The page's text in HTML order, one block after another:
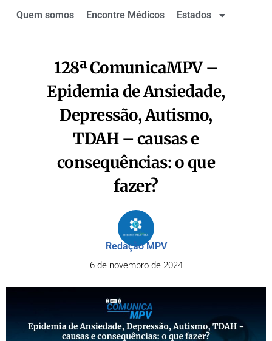
Quem somos Encontre Médicos Estados
128ª ComunicaMPV –
Epidemia de Ansiedade,
Depressão, Autismo,
TDAH – causas e
consequências: o que
fazer?​
Redação MPV
6 de novembro de 2024